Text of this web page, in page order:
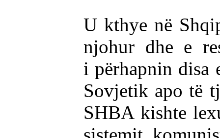
U kthye në
njohur dhe e
i përhapnin disa
Sovjetik apo të
SHBA kishte